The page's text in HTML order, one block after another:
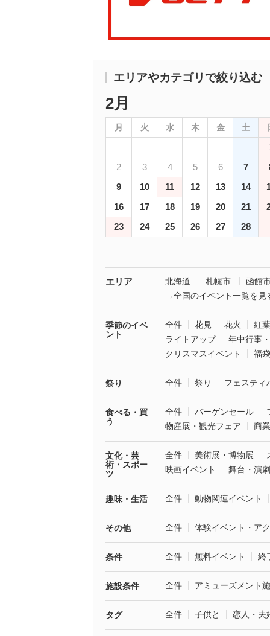
エリアやカテゴリで絞り込む
2月
月 火 水 木 金 土
2
3 4 5 6 7
9
10 11 12 13 14
16
17 18 19 20 21
23
24 25 26 27 28
エリア 北海道 札幌市
函館
→全国のイベント一覧を見
季節のイベ
ント
全件 花見 花火
紅葉
ライトアップ
年中行事
クリスマスイベント
福
祭り 全件 祭り フェスティ
食べる・買
う
全件 バーゲンセール
物産展・観光フェア
商
文化・芸
術・スポー
ツ
全件 美術展・博物展
映画イベント
舞台・演劇
趣味・生活 全件 動物関連イベント
その他 全件 体験イベント・ア
条件 全件 無料イベント 終
施設条件 全件 アミューズメント
タグ 全件 子供と 恋人・夫